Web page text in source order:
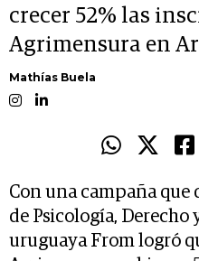
crecer 52% las
Agrimensura en
Mathías Buela
Con una campaña que
de Psicología, Derecho
uruguaya From logró